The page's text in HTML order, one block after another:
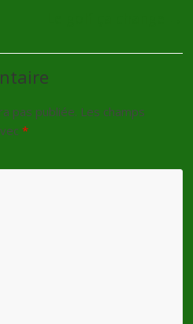
pas publiée. Les champs
*